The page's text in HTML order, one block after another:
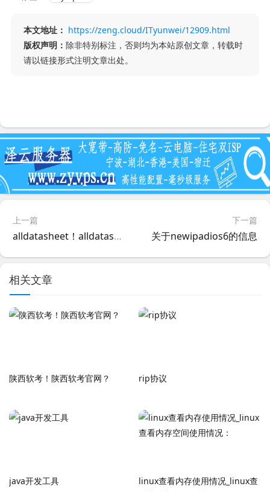
本文地址： https://zeng.cloud/ITyunwei/12909.html
版权声明： 除非特别标注，否则均为本站原创文章，转载时
请以链接形式注明文章出处。
上一篇
alldatasheet！alldatasheet 数据手册？
下一篇
关于newipadios6的信息
相关文章
陕西软考！陕西软考官网？ rip协议
java开发工具
linux查看内存使用情况_linux查